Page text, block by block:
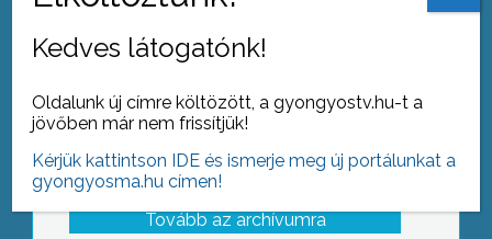
Hiesz György polgármester
Tovább az archívumra
Kedves látogatónk!
Oldalunk új címre költözött, a gyongyostv.hu-t a
jövőben már nem frissítjük!
Kérjük kattintson IDE és ismerje meg új portálunkat a
gyongyosma.hu címen!